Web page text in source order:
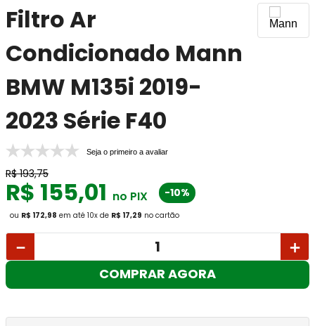
Filtro Ar
Condicionado Mann
BMW M135i 2019-
2023 Série F40
Seja o primeiro a avaliar
R$ 193,75
R$ 155,01 no PIX -10%
ou R$ 172,98 em até 10x de R$ 17,29 no cartão
＋
－
COMPRAR AGORA